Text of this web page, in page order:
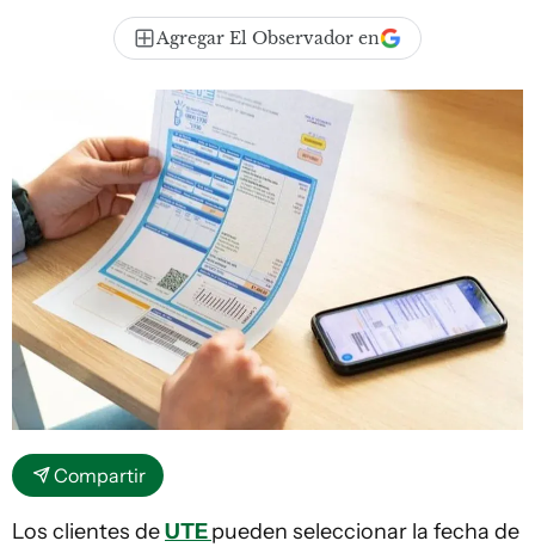
Agregar El Observador en
Compartir
Los clientes deUTEpueden seleccionar la fecha de